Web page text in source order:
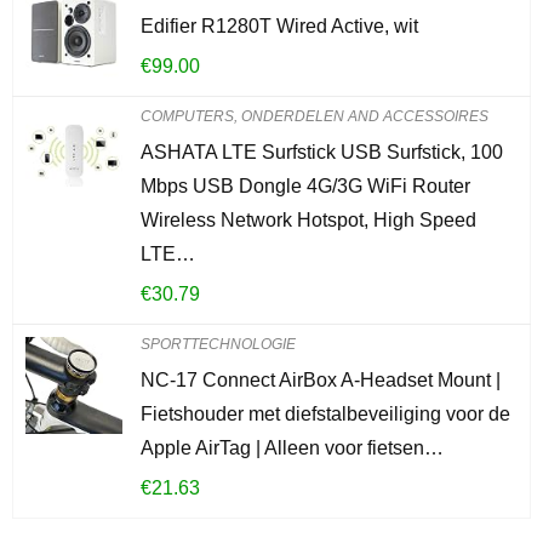
Edifier R1280T Wired Active, wit
€99.00
COMPUTERS, ONDERDELEN AND ACCESSOIRES
ASHATA LTE Surfstick USB Surfstick, 100
Mbps USB Dongle 4G/3G WiFi Router
Wireless Network Hotspot, High Speed
LTE…
€30.79
SPORTTECHNOLOGIE
NC-17 Connect AirBox A-Headset Mount |
Fietshouder met diefstalbeveiliging voor de
Apple AirTag | Alleen voor fietsen…
€21.63